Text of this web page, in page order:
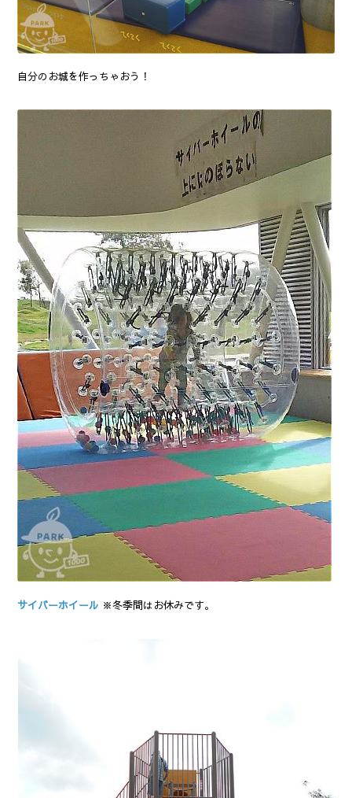
自分のお城を作っちゃおう！
サイバーホイール ※冬季間はお休みです。